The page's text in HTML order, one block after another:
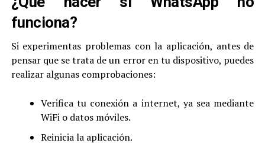
funciona?
Si experimentas problemas con la aplicación, antes de
pensar que se trata de un error en tu dispositivo, puedes
realizar algunas comprobaciones:
Verifica tu conexión a internet, ya sea mediante
WiFi o datos móviles.
Reinicia la aplicación.